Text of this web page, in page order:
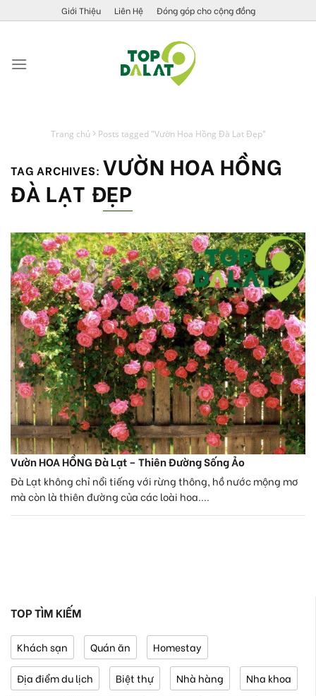
to
Giới Thiệu Liên Hệ Đóng góp cho cộng đồng
Trang chủ Posts tagged "Vườn Hoa Hồng Đà Lạt Đẹp"
TAG ARCHIVES: VƯỜN HOA HỒNG
ĐÀ LẠT ĐẸP
Vườn HOA HỒNG Đà Lạt – Thiên Đường Sống Ảo
Đà Lạt không chỉ nổi tiếng với rừng thông, hồ nước mộng mơ
mà còn là thiên đường của các loài hoa....
TOP TÌM KIẾM
Khách sạn Quán ăn Homestay
Địa điểm du lịch Biệt thự Nhà hàng Nha khoa